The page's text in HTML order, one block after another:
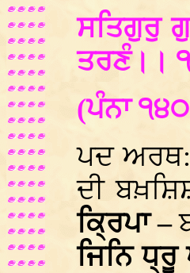
ਸਤਿਗੁਰੁ
ਤਰਣੰ।।
(ਪੰਨਾ
ਪਦ
ਦੀ
ਕ੍ਰਿਪਾ –
ਜਿਨਿ ਧ੍ਰੂ